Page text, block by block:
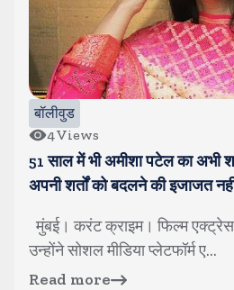
बॉलीवुड
4Views
51 साल में भी अमीशा पटेल का अभी
अपनी शर्तों को बदलने की इजाजत
मुंबई। करंट क्राइम। फिल्म
उन्होंने सोशल मीडिया प्लेटफॉर्म ए...
Read more